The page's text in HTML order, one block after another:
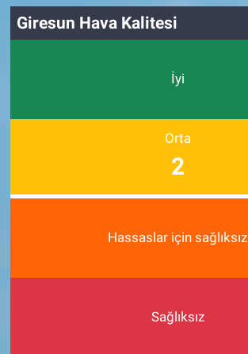
Giresun Hava Kalitesi
İyi
Orta
2
Hassaslar için sağlıksız
Sağlıksız